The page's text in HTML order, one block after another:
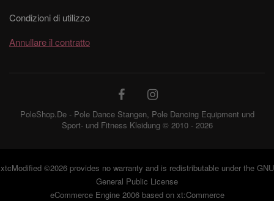
Condizioni di utilizzo
Annullare il contratto
PoleShop.De - Pole Dance Stangen, Pole Dancing Equipment und
Sport- und Fitness Kleidung © 2010 - 2026
xtcModified©2026 provides no warranty and is redistributable under the GNU
General Public License
eCommerce Engine 2006 based on xt:Commerce